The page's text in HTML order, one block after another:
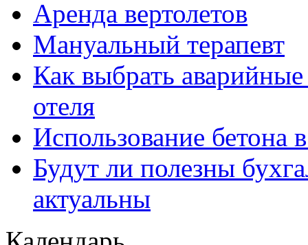
Аренда вертолетов
Мануальный терапевт
Как выбрать
отеля
Использование бетона
Будут ли полезны
актуальны